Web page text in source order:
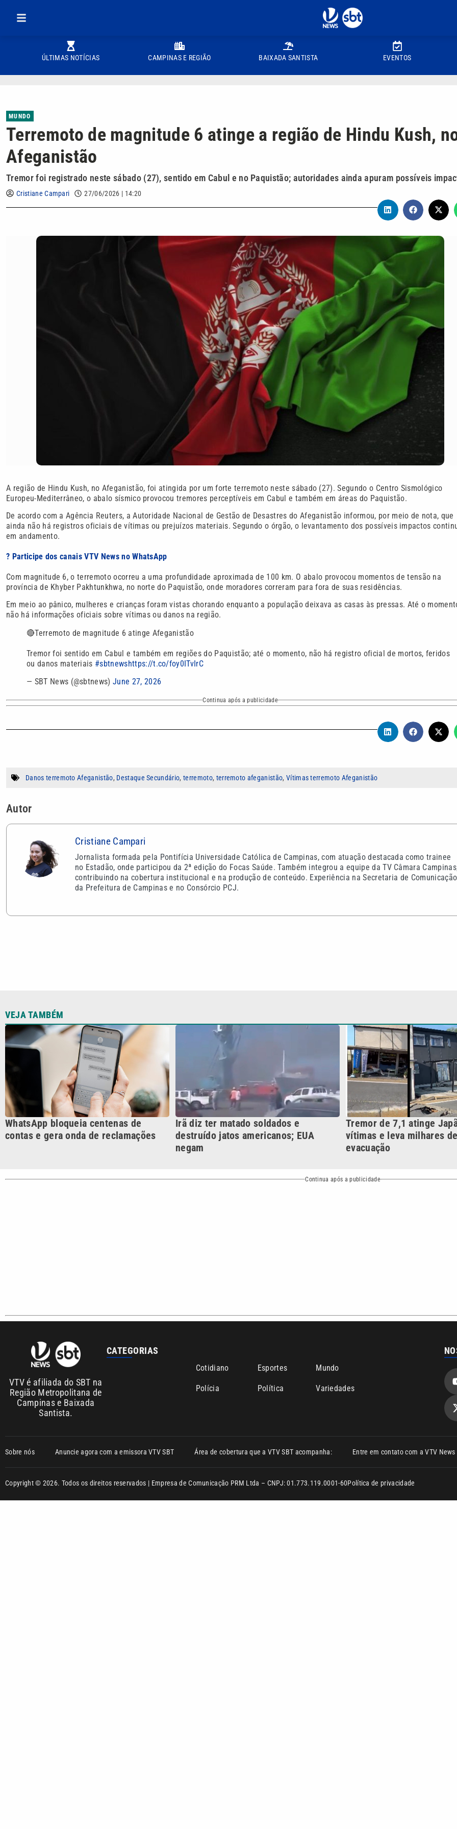
ÚLTIMAS NOTÍCIAS CAMPINAS E REGIÃO BAIXADA SANTISTA EVENTOS
MUNDO
Terremoto de magnitude 6 atinge a região de Hindu Kush,
Afeganistão
Tremor foi registrado neste sábado (27), sentido em Cabul e no Paquistão; autoridades ainda apuram possíveis
Cristiane Campari 27/06/2026 | 14:20
A região de Hindu Kush, no Afeganistão, foi atingida por um forte terremoto neste sábado (27). Segundo o Centro Sismológico
Europeu-Mediterrâneo, o abalo sísmico provocou tremores perceptíveis em Cabul e também em áreas do Paquistão.
De acordo com a Agência Reuters, a Autoridade Nacional de Gestão de Desastres do Afeganistão informou, por meio de nota, que
ainda não há registros oficiais de vítimas ou prejuízos materiais. Segundo o órgão, o levantamento dos possíveis impactos
em andamento.
? Participe dos canais VTV News no WhatsApp
Com magnitude 6, o terremoto ocorreu a uma profundidade aproximada de 100 km. O abalo provocou momentos de tensão na
província de Khyber Pakhtunkhwa, no norte do Paquistão, onde moradores correram para fora de suas residências.
Em meio ao pânico, mulheres e crianças foram vistas chorando enquanto a população deixava as casas às pressas. Até o
não há informações oficiais sobre vítimas ou danos na região.
🔴Terremoto de magnitude 6 atinge Afeganistão
Tremor foi sentido em Cabul e também em regiões do Paquistão; até o momento, não há registro oficial de mortos, feridos
ou danos materiais #sbtnewshttps://t.co/foy0ITvIrC
— SBT News (@sbtnews)June 27, 2026
Continua após a publicidade
Danos terremoto Afeganistão, Destaque Secundário,terremoto, terremoto afeganistão, Vítimas terremoto Afeganistão
Autor
Cristiane Campari
Jornalista formada pela Pontifícia Universidade Católica de Campinas, com atuação destacada como trainee
no Estadão, onde participou da 2ª edição do Focas Saúde. Também integrou a equipe da TV Câmara
contribuindo na cobertura institucional e na produção de conteúdo. Experiência na Secretaria de Comunicação
da Prefeitura de Campinas e no Consórcio PCJ.
VEJA TAMBÉM
WhatsApp bloqueia centenas de
contas e gera onda de reclamações
Irã diz ter matado soldados e
destruído jatos americanos; EUA
negam
Tremor de 7,1 atinge
vítimas e leva milhares
evacuação
Continua após a publicidade
Copyright © 2026. Todos os direitos reservados | Empresa de Comunicação PRM Ltda – CNPJ: 01.773.119.0001-60